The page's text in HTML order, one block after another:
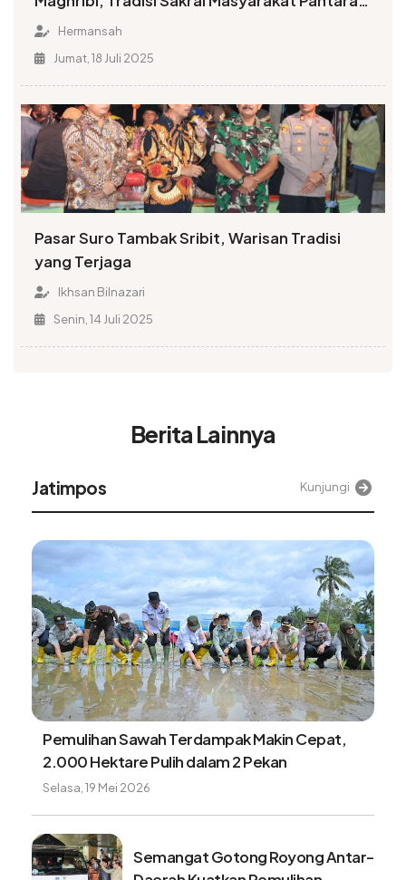
Kembali Digelar
Hermansah
Jumat, 18 Juli 2025
Pasar Suro Tambak Sribit, Warisan Tradisi
yang Terjaga
Ikhsan Bilnazari
Senin, 14 Juli 2025
Berita Lainnya
Alinea Kunjungi
Tangki BBM Hampir Kosong Bisa Merusak
Kendaran, Benarkah?
Minggu, 9 Agustus 2026
Benarkah minum kopi setiap pagi